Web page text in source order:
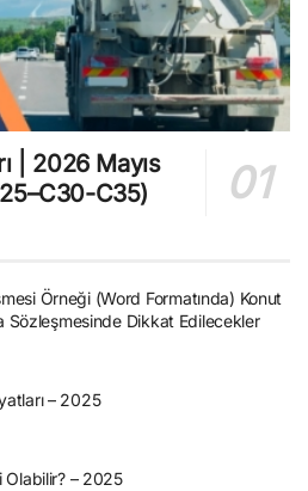
| 2026 Mayıs
C35)
Örneği (Word Formatında) Konut
Sözleşmesinde Dikkat Edilecekler
– 2025
Olabilir? – 2025